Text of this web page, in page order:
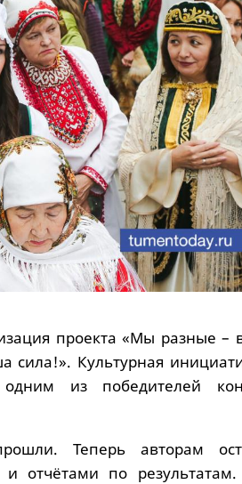
проекта «Мы разные –
сила!». Культурная
из победителей
Теперь авторам
отчётами по